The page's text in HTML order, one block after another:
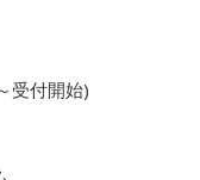
受付開始)